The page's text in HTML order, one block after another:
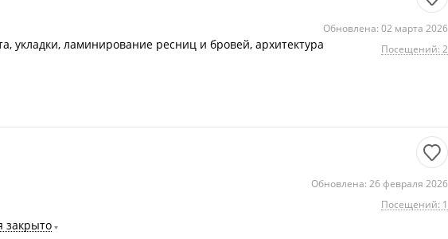
Обновлена: 02 марта 2026
Посещений: 2
укладки, ламинирование ресниц и бровей, архитектура
Обновлена: 26 февраля 2026
Посещений: 1
закрыто